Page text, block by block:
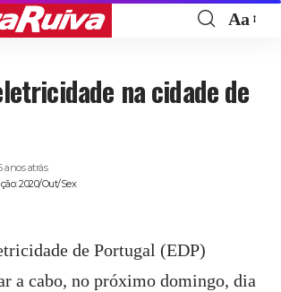
Aa
na cidade de
2020/Out/Sex
anos atrás
de Portugal (EDP)
a cabo, no próximo domingo, dia